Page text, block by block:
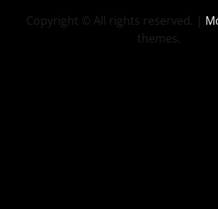
Copyright © All rights reserved. |
themes.